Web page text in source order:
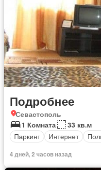
Подробнее
Севастополь
1 Комната
33 кв.м
Паркинг
Интернет
4 дней, 2 часов назад